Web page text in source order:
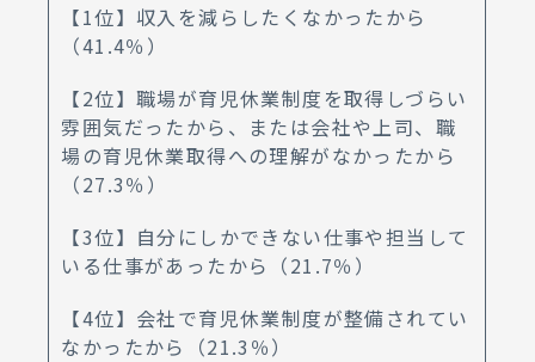
【1位】収入を減らしたくなかったから
（41.4％）
【2位】職場が育児休業制度を取得しづらい
雰囲気だったから、または会社や上司、職
場の育児休業取得への理解がなかったから
（27.3％）
【3位】自分にしかできない仕事や担当して
いる仕事があったから（21.7％）
【4位】会社で育児休業制度が整備されてい
なかったから（21.3％）